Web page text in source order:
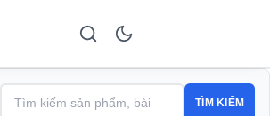
TÌM KIẾM